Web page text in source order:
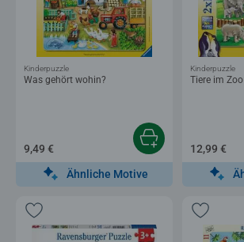
Was gehört wohin?
Kinderpuzzle
9,49 €
Ähnliche Motive
Tiere im Zoo
Kinderpuzzle
12,99 €